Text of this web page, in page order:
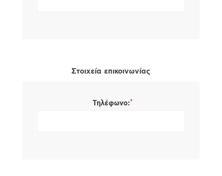
Στοιχεία επικοινωνίας
Τηλέφωνο:*